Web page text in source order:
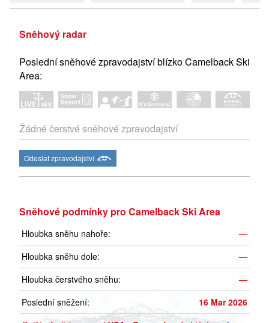
Sněhový radar
Poslední sněhové zpravodajství blízko Camelback Ski
Area:
Žádné čerstvé sněhové zpravodajství
Odeslat zpravodajství
Sněhové podmínky pro Camelback Ski Area
Hloubka sněhu nahoře:
—
Hloubka sněhu dole:
—
Hloubka čerstvého sněhu:
—
Poslední sněžení:
16 Mar 2026